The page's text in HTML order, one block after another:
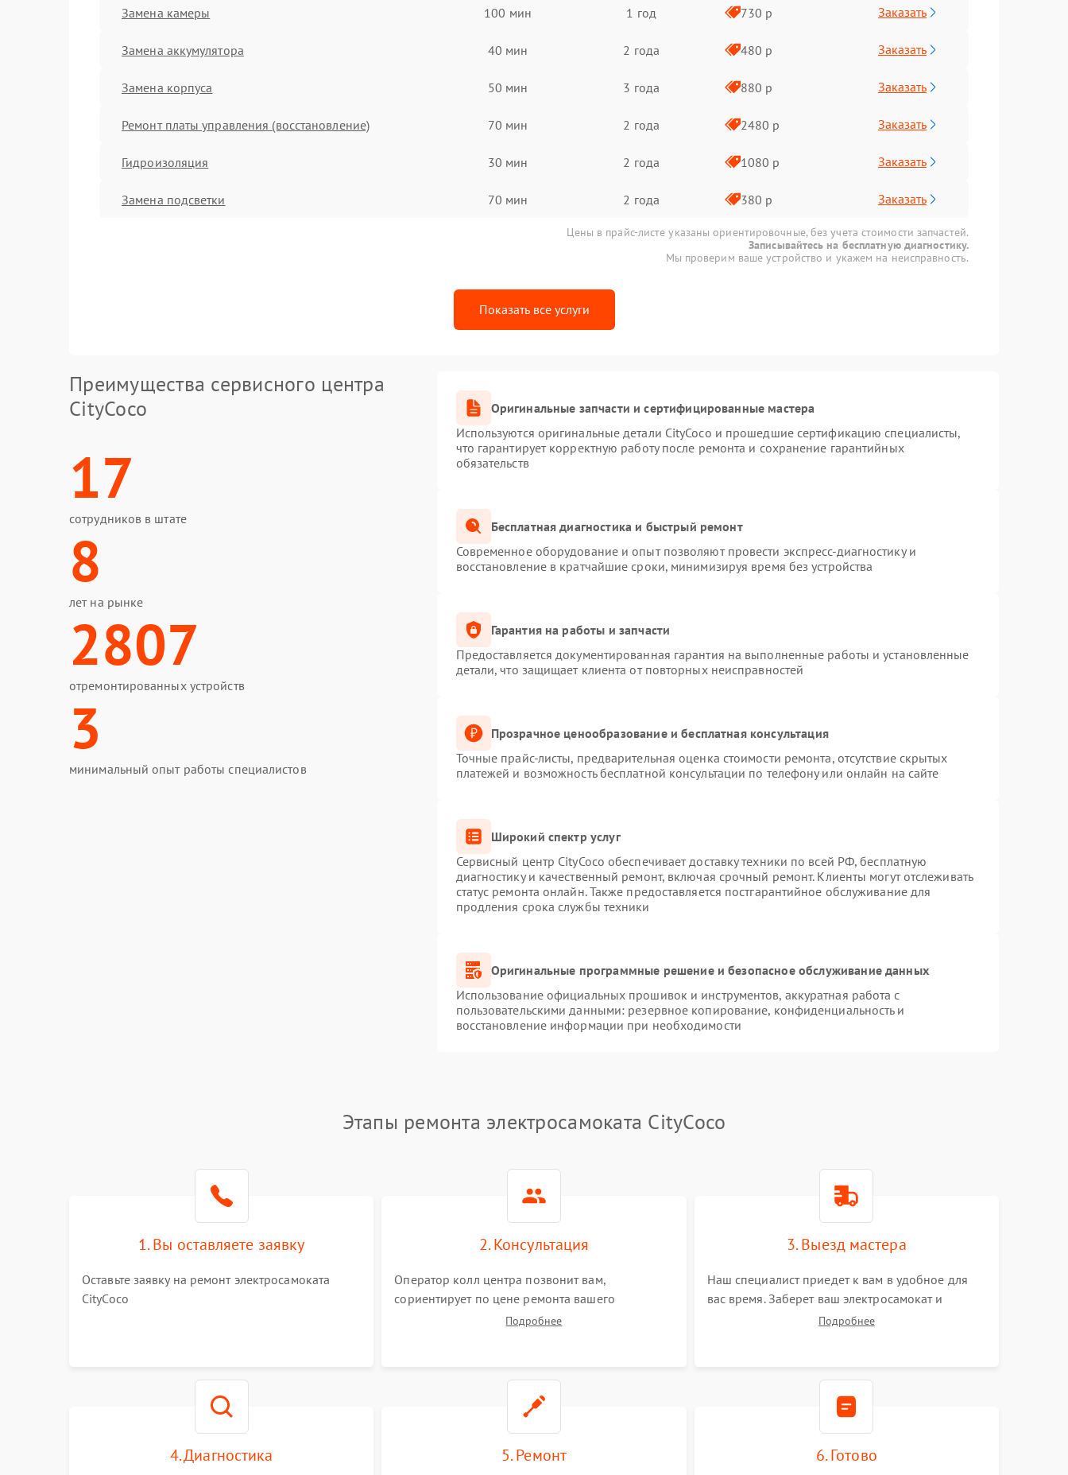
Замена камеры 100 мин 1 год 730 р Заказать
Замена аккумулятора 40 мин 2 года 480 р Заказать
Замена корпуса 50 мин 3 года 880 р Заказать
Ремонт платы управления (восстановление) 70 мин 2 года 2480 р Заказать
Гидроизоляция 30 мин 2 года 1080 р Заказать
Замена подсветки 70 мин 2 года 380 р Заказать
Цены в прайс-листе указаны ориентировочные, без учета стоимости запчастей.
Записывайтесь на бесплатную диагностику.
Мы проверим ваше устройство и укажем на неисправность.
Показать все услуги
Преимущества сервисного центра
CityCoco
17
сотрудников в штате
8
лет на рынке
2807
отремонтированных устройств
3
минимальный опыт работы специалистов
Оригинальные запчасти и сертифицированные мастера
Используются оригинальные детали CityCoco и прошедшие сертификацию специалисты,
что гарантирует корректную работу после ремонта и сохранение гарантийных
обязательств
Бесплатная диагностика и быстрый ремонт
Современное оборудование и опыт позволяют провести экспресс-диагностику и
восстановление в кратчайшие сроки, минимизируя время без устройства
Гарантия на работы и запчасти
Предоставляется документированная гарантия на выполненные работы и установленные
детали, что защищает клиента от повторных неисправностей
Прозрачное ценообразование и бесплатная консультация
Точные прайс-листы, предварительная оценка стоимости ремонта, отсутствие скрытых
платежей и возможность бесплатной консультации по телефону или онлайн на сайте
Широкий спектр услуг
Сервисный центр CityCoco обеспечивает доставку техники по всей РФ, бесплатную
диагностику и качественный ремонт, включая срочный ремонт. Клиенты могут отслеживать
статус ремонта онлайн. Также предоставляется постгарантийное обслуживание для
продления срока службы техники
Оригинальные программные решение и безопасное обслуживание данных
Использование официальных прошивок и инструментов, аккуратная работа с
пользовательскими данными: резервное копирование, конфиденциальность и
восстановление информации при необходимости
Этапы ремонта электросамоката CityCoco
1. Вы оставляете заявку
Оставьте заявку на ремонт электросамоката
CityCoco
2. Консультация
Оператор колл центра позвонит вам,
сориентирует по цене ремонта вашего
электросамоката а также ответит на все ваши
Подробнее
3. Выезд мастера
Наш специалист приедет к вам в удобное для
вас время. Заберет ваш электросамокат и
привезет на склад для диагностики.
Подробнее
4. Диагностика 5. Ремонт 6. Готово